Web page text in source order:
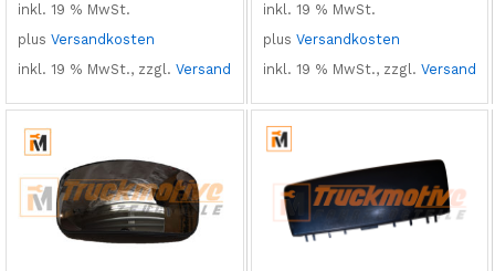
inkl. 19 % MwSt.
plus Versandkosten
inkl. 19 % MwSt., zzgl. Versand
inkl. 19 % MwSt.
plus Versandkosten
inkl. 19 % MwSt., zzgl. Versand